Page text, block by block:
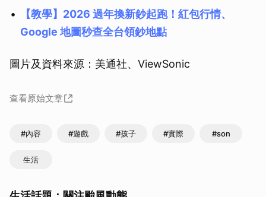
【教學】2026 過年換新鈔起跑！紅包行情、
Google 地圖秒查全台領鈔地點
圖片及資料來源：美通社、ViewSonic
查看原始文章
#內容 #遊戲 #孩子 #實際 #son
生活